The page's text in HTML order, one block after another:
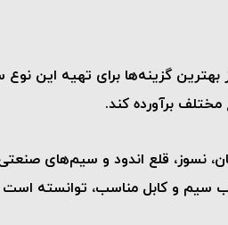
بهترین گزینه‌ها برای تهیه این نوع
برآورده کند.
نسوز، قلع اندود و سیم‌های
سیم و کابل مناسب، توانسته است